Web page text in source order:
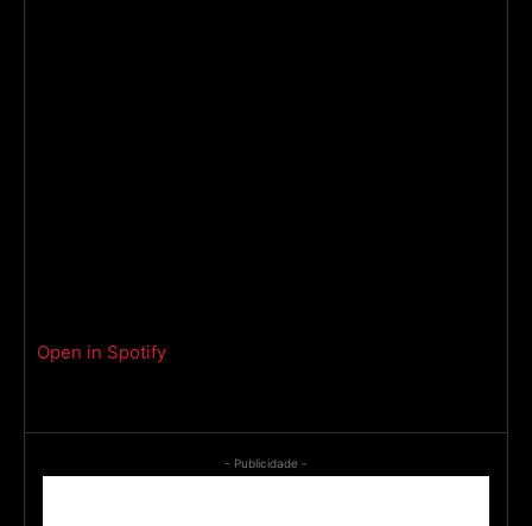
Open in Spotify
- Publicidade -